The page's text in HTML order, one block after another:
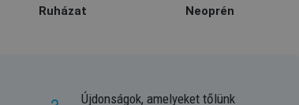
Ruházat Neoprén
Újdonságok, amelyeket tőlünk